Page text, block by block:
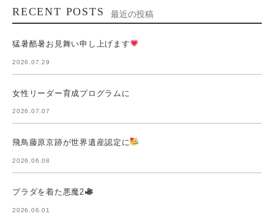
RECENT POSTS 最近の投稿
猛暑酷暑お見舞い申し上げます
2026.07.29
女性リーダー育成プログラムに
2026.07.07
飛鳥藤原京跡が世界遺産認定に
2026.06.08
プラダを着た悪魔2
2026.06.01